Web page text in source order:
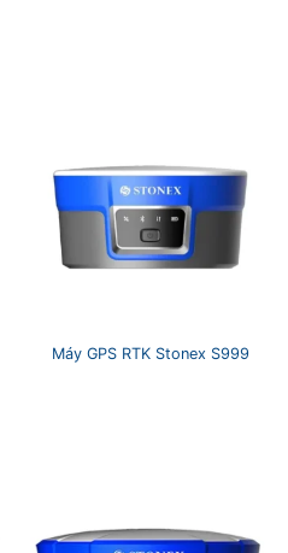
Máy GPS RTK Stonex S999